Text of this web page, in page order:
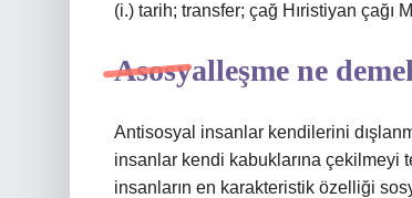
(i.) tarih; transfer; çağ Hıristiyan çağı
Asosyalleşme ne
Antisosyal insanlar kendilerini
insanlar kendi kabuklarına çekilmeyi
insanların en karakteristik özelliği